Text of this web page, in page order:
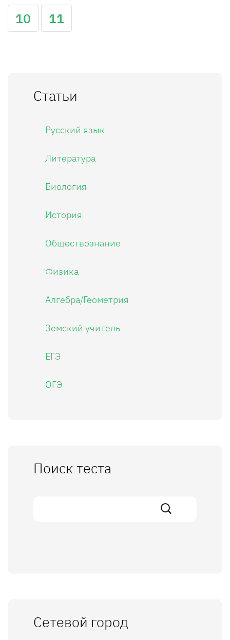
10
11
Статьи
Русский язык
Литература
Биология
История
Обществознание
Физика
Алгебра/Геометрия
Земский учитель
ЕГЭ
ОГЭ
Поиск теста
Сетевой город